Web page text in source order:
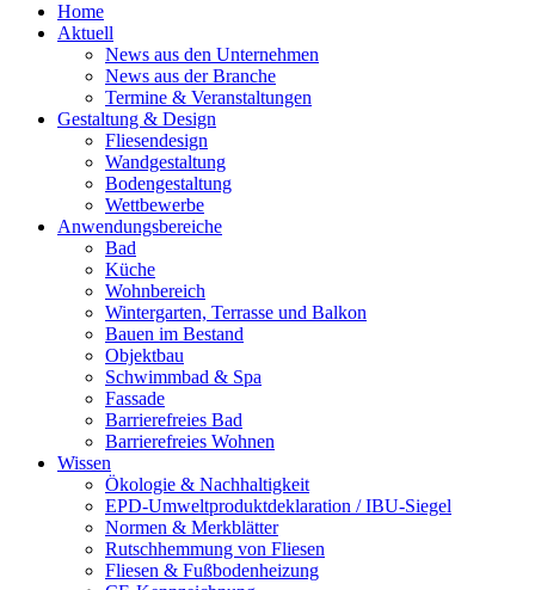
Home
Aktuell
News aus den Unternehmen
News aus der Branche
Termine & Veranstaltungen
Gestaltung & Design
Fliesendesign
Wandgestaltung
Bodengestaltung
Wettbewerbe
Anwendungsbereiche
Bad
Küche
Wohnbereich
Wintergarten, Terrasse und Balkon
Bauen im Bestand
Objektbau
Schwimmbad & Spa
Fassade
Barrierefreies Bad
Barrierefreies Wohnen
Wissen
Ökologie & Nachhaltigkeit
EPD-Umweltproduktdeklaration / IBU-Siegel
Normen & Merkblätter
Rutschhemmung von Fliesen
Fliesen & Fußbodenheizung